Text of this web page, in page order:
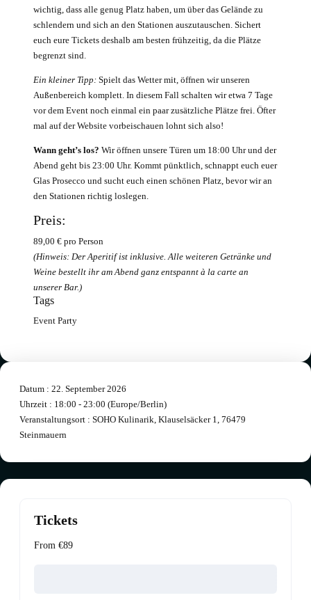
wichtig, dass alle genug Platz haben, um über das Gelände zu
schlendern und sich an den Stationen auszutauschen. Sichert
euch eure Tickets deshalb am besten frühzeitig, da die Plätze
begrenzt sind.
Ein kleiner Tipp: Spielt das Wetter mit, öffnen wir unseren
Außenbereich komplett. In diesem Fall schalten wir etwa 7 Tage
vor dem Event noch einmal ein paar zusätzliche Plätze frei. Öfter
mal auf der Website vorbeischauen lohnt sich also!
Wann geht’s los? Wir öffnen unsere Türen um 18:00 Uhr und der
Abend geht bis 23:00 Uhr. Kommt pünktlich, schnappt euch euer
Glas Prosecco und sucht euch einen schönen Platz, bevor wir an
den Stationen richtig loslegen.
Preis:
89,00 € pro Person
(Hinweis: Der Aperitif ist inklusive. Alle weiteren Getränke und
Weine bestellt ihr am Abend ganz entspannt à la carte an
unserer Bar.)
Tags
Event Party
Datum : 22. September 2026
Uhrzeit : 18:00 - 23:00 (Europe/Berlin)
Veranstaltungsort : SOHO Kulinarik, Klauselsäcker 1, 76479
Steinmauern
Tickets
From €89